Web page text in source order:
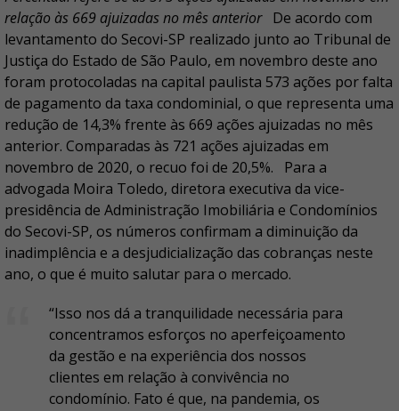
relação às 669 ajuizadas no mês anteriorDe acordo com
levantamento do Secovi-SP realizado junto ao Tribunal de
Justiça do Estado de São Paulo, em novembro deste ano
foram protocoladas na capital paulista 573 ações por falta
de pagamento da taxa condominial, o que representa uma
redução de 14,3% frente às 669 ações ajuizadas no mês
anterior. Comparadas às 721 ações ajuizadas em
novembro de 2020, o recuo foi de 20,5%. Para a
advogada Moira Toledo, diretora executiva da vice-
presidência de Administração Imobiliária e Condomínios
do Secovi-SP, os números confirmam a diminuição da
inadimplência e a desjudicialização das cobranças neste
ano, o que é muito salutar para o mercado.
“Isso nos dá a tranquilidade necessária para
concentramos esforços no aperfeiçoamento
da gestão e na experiência dos nossos
clientes em relação à convivência no
condomínio. Fato é que, na pandemia, os